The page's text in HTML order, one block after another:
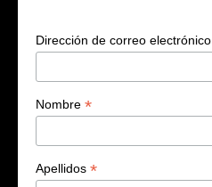
Dirección de correo electrónico
Nombre *
Apellidos *